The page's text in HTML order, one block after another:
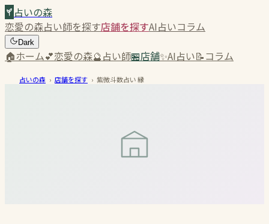
占いの森
恋愛の森占い師を探す店舗を探すAI占いコラム
Dark
🏠ホーム💕恋愛の森🔮占い師🏪店舗✨AI占い📝コラム
占いの森 › 店舗を探す › 紫微斗数占い 縁